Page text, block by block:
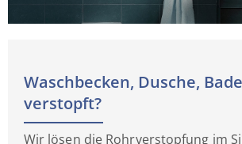
Waschbecken, Dusche,
verstopft?
Wir lösen die Rohrverstopfung im